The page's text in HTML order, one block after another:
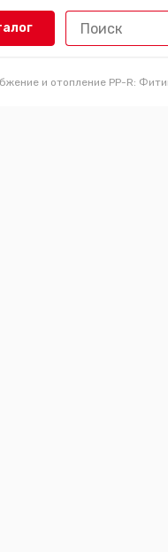
и отопление PP-R: